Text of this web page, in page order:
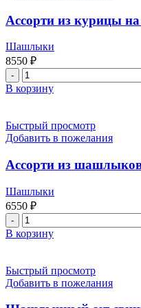
8
Ассорти из курицы на
Шашлыки
8550 ₽
Количество
товара
Ассорти
курицы
на
персон
В корзину
Быстрый просмотр
Добавить в пожелания
Ассорти из
Шашлыки
6550 ₽
Количество
товара
Ассорти
шашлыков
из
на
В корзину
Быстрый просмотр
Добавить в пожелания